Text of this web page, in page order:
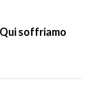
soffriamo